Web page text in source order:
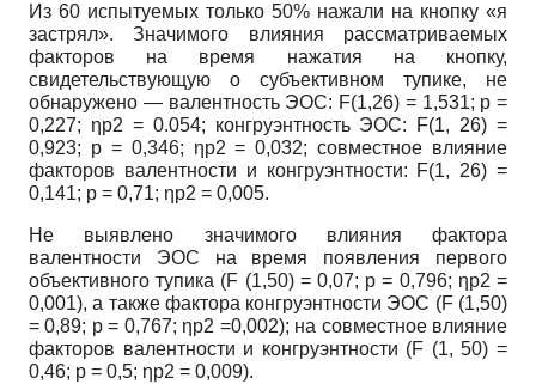
Из 60 испытуемых только 50% нажали на кнопку «я
застрял». Значимого влияния рассматриваемых
факторов на время нажатия на кнопку,
свидетельствующую о субъективном тупике, не
обнаружено — валентность ЭОС: F(1,26) = 1,531; p =
0,227; ηp2 = 0.054; конгруэнтность ЭОС: F(1, 26) =
0,923; p = 0,346; ηp2 = 0,032; совместное влияние
факторов валентности и конгруэнтности: F(1, 26) =
0,141; p = 0,71; ηp2 = 0,005.
Не выявлено значимого влияния фактора
валентности ЭОС на время появления первого
объективного тупика (F (1,50) = 0,07; p = 0,796; ηp2 =
0,001), а также фактора конгруэнтности ЭОС (F (1,50)
= 0,89; p = 0,767; ηp2 =0,002); на совместное влияние
факторов валентности и конгруэнтности (F (1, 50) =
0,46; p = 0,5; ηp2 = 0,009).